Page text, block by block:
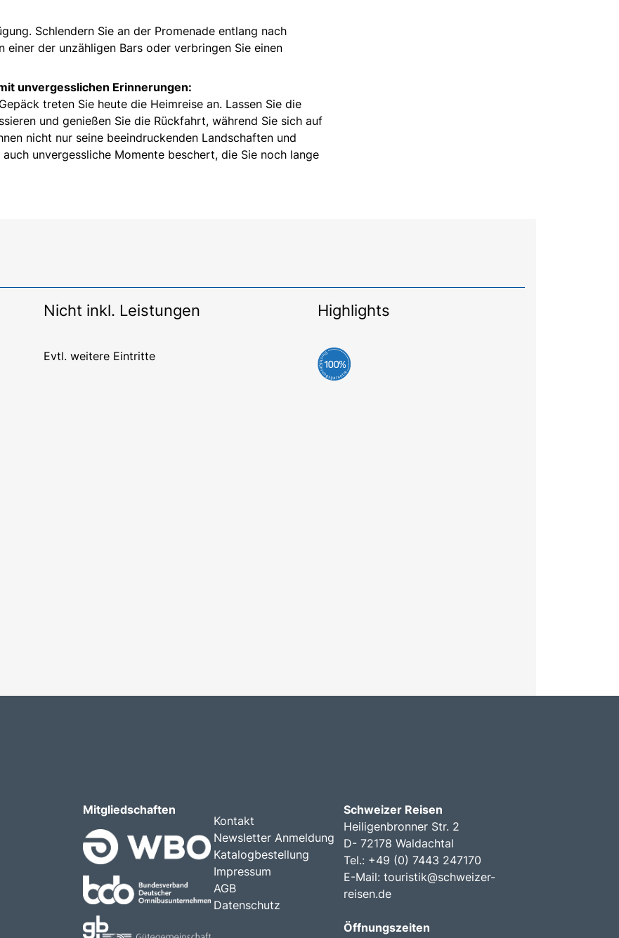
Schlendern Sie an der Promenade entlang nach
der unzähligen Bars oder verbringen Sie einen
unvergesslichen Erinnerungen:
treten Sie heute die Heimreise an. Lassen Sie die
und genießen Sie die Rückfahrt, während Sie sich auf
nicht nur seine beeindruckenden Landschaften und
unvergessliche Momente beschert, die Sie noch lange
Nicht inkl. Leistungen
Evtl. weitere Eintritte
Highlights
Mitgliedschaften
Kontakt
Newsletter Anmeldung
Katalogbestellung
Impressum
AGB
Datenschutz
Schweizer Reisen
Heiligenbronner Str. 2
D- 72178 Waldachtal
Tel.: +49 (0) 7443 247170
E-Mail: touristik@schweizer-
reisen.de
Öffnungszeiten